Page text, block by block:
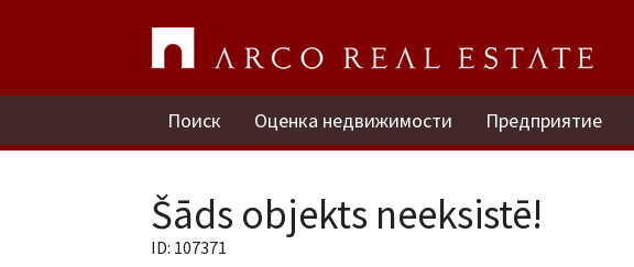
Поиск Оценка недвижимости Предприятие
Šāds objekts neeksistē!
ID: 107371